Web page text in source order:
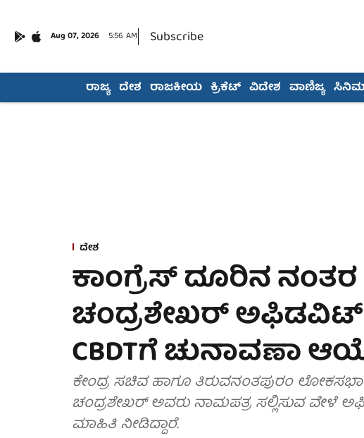
Aug 07, 2026 5:56 AM Subscribe
ರಾಜ್ಯ ದೇಶ ರಾಜಕೀಯ ಕ್ರಿಕೆಟ್ ವಿದೇಶ ವಾಣಿಜ್ಯ
ದೇಶ
ಕಾಂಗ್ರೆಸ್ ದೂರಿನ
ಚಂದ್ರಶೇಖರ್ ಅಫಿಡವಿಟ್
CBDTಗೆ ಚುನಾವಣಾ
ಕೇಂದ್ರ ಸಚಿವ ಹಾಗೂ ತಿರುವನಂತಪುರಂ ಲೋಕಸಭಾ
ಚಂದ್ರಶೇಖರ್‌ ಅವರು ನಾಮಪತ್ರ ಸಲ್ಲಿಸುವ ವೇಳೆ
ಮಾಹಿತಿ ನೀಡಿದ್ದಾರೆ.